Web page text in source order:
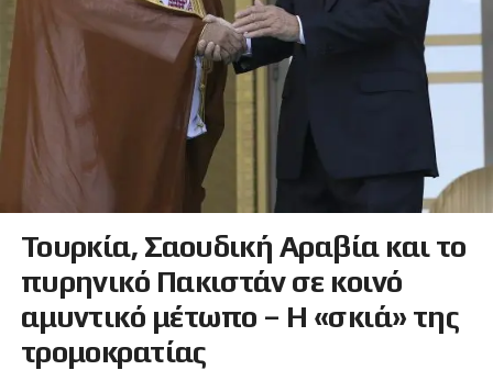
Τουρκία, Σαουδική Αραβία και το
πυρηνικό Πακιστάν σε κοινό
αμυντικό μέτωπο – Η «σκιά» της
τρομοκρατίας